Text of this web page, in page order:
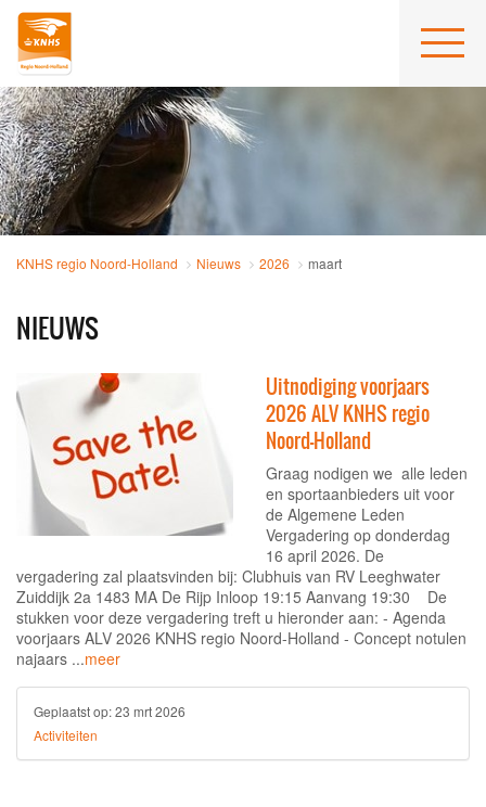
KNHS regio Noord-Holland Nieuws 2026 maart
NIEUWS
Uitnodiging voorjaars
2026 ALV KNHS regio
Noord-Holland
Graag nodigen we alle leden
en sportaanbieders uit voor
de Algemene Leden
Vergadering op donderdag
16 april 2026. De
vergadering zal plaatsvinden bij: Clubhuis van RV Leeghwater
Zuiddijk 2a 1483 MA De Rijp Inloop 19:15 Aanvang 19:30 De
stukken voor deze vergadering treft u hieronder aan: - Agenda
voorjaars ALV 2026 KNHS regio Noord-Holland - Concept notulen
najaars ...meer
Geplaatst op:23 mrt 2026
Activiteiten